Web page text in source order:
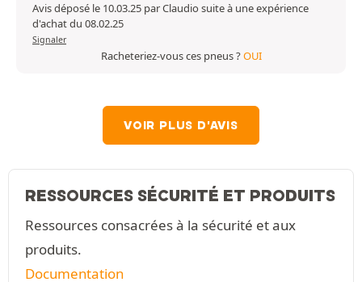
Avis déposé le 10.03.25 par Claudio suite à une expérience
d'achat du 08.02.25
Signaler
Racheteriez-vous ces pneus ?OUI
VOIR PLUS D'AVIS
RESSOURCES SÉCURITÉ ET PRODUITS
Ressources consacrées à la sécurité et aux
produits.
Documentation